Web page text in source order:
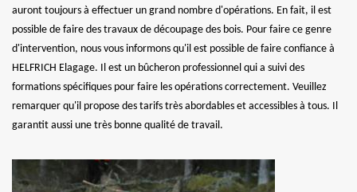
auront toujours à effectuer un grand nombre d'opérations. En fait, il est
possible de faire des travaux de découpage des bois. Pour faire ce genre
d'intervention, nous vous informons qu'il est possible de faire confiance à
HELFRICH Elagage. Il est un bûcheron professionnel qui a suivi des
formations spécifiques pour faire les opérations correctement. Veuillez
remarquer qu'il propose des tarifs très abordables et accessibles à tous. Il
garantit aussi une très bonne qualité de travail.